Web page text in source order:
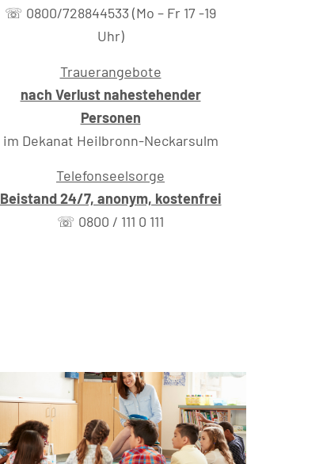
☏ 0800/728844533 (Mo – Fr 17 -19
Uhr)
Trauerangebote
nach Verlust nahestehender
Personen
im Dekanat Heilbronn-Neckarsulm
Telefonseelsorge
Beistand 24/7, anonym, kostenfrei
☏ 0800 / 111 0 111